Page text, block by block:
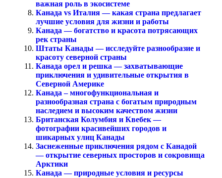
важная роль в экосистеме
Канада vs Италия — какая страна предлагает
лучшие условия для жизни и работы
Канада — богатство и красота потрясающих
рек страны
Штаты Канады — исследуйте разнообразие и
красоту северной страны
Канада орел и решка — захватывающие
приключения и удивительные открытия в
Северной Америке
Канада – многофункциональная и
разнообразная страна с богатым природным
наследием и высоким качеством жизни
Британская Колумбия и Квебек —
фотографии красивейших городов и
шикарных улиц Канады
Заснеженные приключения рядом с Канадой
— открытие северных просторов и сокровища
Арктики
Канада — природные условия и ресурсы